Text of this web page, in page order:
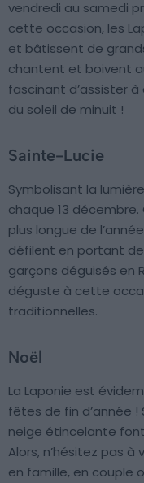
vendredi au samedi
cette occasion, les
et bâtissent de
chantent et boivent
fascinant d’assister
du soleil de minuit !
Sainte-Lucie
Symbolisant la
chaque 13
plus longue de
défilent en portant
garçons déguisés en
déguste à cette
traditionnelles.
Noël
La Laponie est
fêtes de fin d’année
neige étincelante
Alors, n’hésitez pas
en famille, en couple